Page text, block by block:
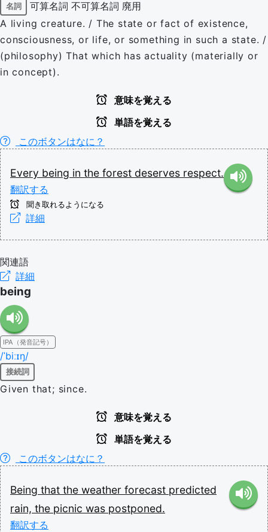
名詞 可算名詞 不可算名詞 廃用
A living creature. / The state or fact of existence,
consciousness, or life, or something in such a state. /
(philosophy) That which has actuality (materially or
in concept).
意味を覚える
単語を覚える
このボタンはなに？
Every being in the forest deserves respect.
翻訳する
聞き取れるようになる
詳細
関連語
詳細
being
IPA（発音記号）
/ˈbiːɪŋ/
接続詞
Given that; since.
意味を覚える
単語を覚える
このボタンはなに？
Being that the weather forecast predicted
rain, the picnic was postponed.
翻訳する